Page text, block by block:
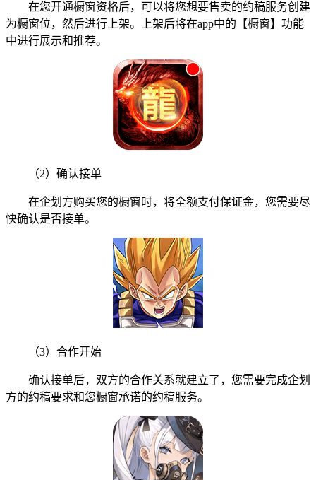
在您开通橱窗资格后，可以将您想要售卖的约稿服务创建
为橱窗位，然后进行上架。上架后将在app中的【橱窗】功能
中进行展示和推荐。
（2）确认接单
在企划方购买您的橱窗时，将全额支付保证金，您需要尽
快确认是否接单。
（3）合作开始
确认接单后，双方的合作关系就建立了，您需要完成企划
方的约稿要求和您橱窗承诺的约稿服务。